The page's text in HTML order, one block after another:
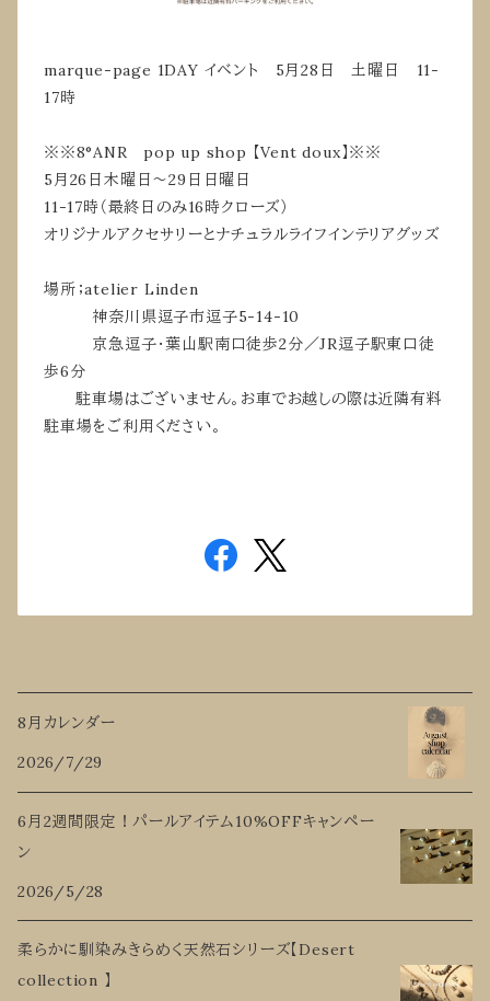
marque-page 1DAY イベント 5月28日 土曜日 11-
17時
※※8°ANR pop up shop 【Vent doux】※※
5月26日木曜日〜29日日曜日
11-17時（最終日のみ16時クローズ）
オリジナルアクセサリーとナチュラルライフインテリアグッズ
場所；atelier Linden
神奈川県逗子市逗子5-14-10
京急逗子・葉山駅南口徒歩2分／JR逗子駅東口徒
歩6分
駐車場はございません。お車でお越しの際は近隣有料
駐車場をご利用ください。
8月カレンダー
2026/7/29
6月2週間限定！パールアイテム10%OFFキャンペー
ン
2026/5/28
柔らかに馴染みきらめく天然石シリーズ【Desert
collection 】